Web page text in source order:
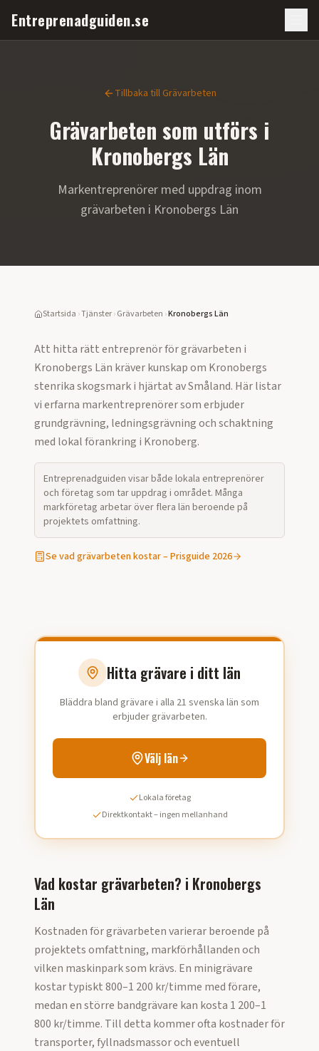
Entreprenadguiden.se
Tillbaka till Grävarbeten
Grävarbeten som utförs i
Kronobergs Län
Markentreprenörer med uppdrag inom
grävarbeten i Kronobergs Län
Startsida ›Tjänster›Grävarbeten ›Kronobergs Län
Att hitta rätt entreprenör för grävarbeten i
Kronobergs Län kräver kunskap om Kronobergs
stenrika skogsmark i hjärtat av Småland. Här listar
vi erfarna markentreprenörer som erbjuder
grundgrävning, ledningsgrävning och schaktning
med lokal förankring i Kronoberg.
Entreprenadguiden visar både lokala entreprenörer
och företag som tar uppdrag i området. Många
markföretag arbetar över flera län beroende på
projektets omfattning.
Se vadgrävarbetenkostar – Prisguide 2026
Hitta grävare i ditt län
Bläddra bland grävare i alla 21 svenska län som
erbjuder grävarbeten.
Välj län
Lokala företag
Direktkontakt – ingen mellanhand
Vad kostar grävarbeten? i Kronobergs
Län
Kostnaden för grävarbeten varierar beroende på
projektets omfattning, markförhållanden och
vilken maskinpark som krävs. En minigrävare
kostar typiskt 800–1 200 kr/timme med förare,
medan en större bandgrävare kan kosta 1 200–1
800 kr/timme. Till detta kommer ofta kostnader för
transporter, fyllnadsmassor och eventuell